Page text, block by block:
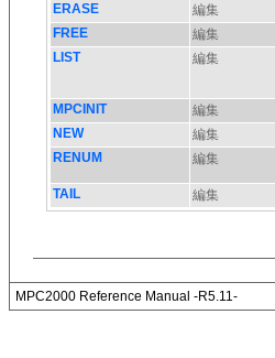
MPC2000 Reference Manual -R5.11-